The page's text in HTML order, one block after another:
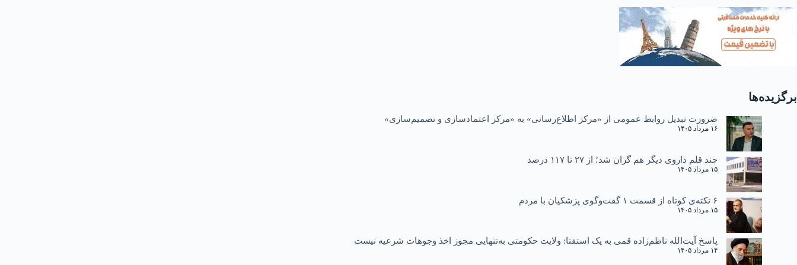
برگزیده‌ها
ضرورت تبدیل روابط عمومی از «مرکز اطلاع‌رسانی» به «مرکز اعتمادسازی و تصمیم‌سازی»
۱۶ مرداد ۱۴۰۵
چند قلم داروی دیگر هم گران شد؛ از ۲۷ تا ۱۱۷ درصد
۱۵ مرداد ۱۴۰۵
۶ نکته‌ی کوتاه از قسمت ۱ گفت‌وگوی پزشکیان با مردم
۱۵ مرداد ۱۴۰۵
پاسخ آیت‌الله ناظم‌زاده قمی به یک استفتا: ولایت حکومتی به‌تنهایی مجوز اخذ وجوهات شرعیه نیست
۱۴ مرداد ۱۴۰۵